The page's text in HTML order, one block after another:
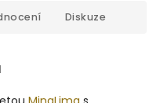
Diskuze